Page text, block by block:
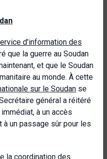
d'information des
que la guerre au Soudan
et que le Soudan
au monde. À cette
sur le Soudan se
général a réitéré
à un accès
un passage sûr pour les
la coordination des